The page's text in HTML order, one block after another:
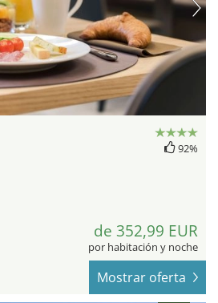
92%
de 352,99 EUR
por habitación y noche
Mostrar oferta